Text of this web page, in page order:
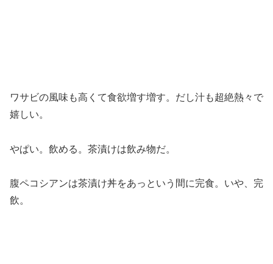
ワサビの風味も高くて食欲増す増す。だし汁も超絶熱々で
嬉しい。
やぱい。飲める。茶漬けは飲み物だ。
腹ペコシアンは茶漬け丼をあっという間に完食。いや、完
飲。